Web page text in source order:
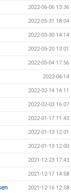
2022-06-06 13:36
2022-05-31 18:04
2022-05-30 14:14
2022-05-20 13:01
2022-05-04 17:56
2022-04-14
2022-02-14 14:11
2022-02-03 16:07
2022-01-17 11:43
2022-01-13 12:01
2022-01-13 12:00
2021-12-23 17:43
2021-12-17 14:58
2021-12-16 12:58